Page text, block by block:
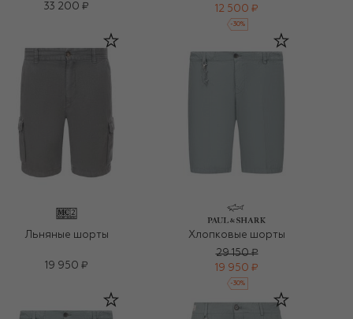
33 200 ₽
12 500 ₽
-30%
Льняные шорты
19 950 ₽
Хлопковые шорты
29 150 ₽
19 950 ₽
-30%